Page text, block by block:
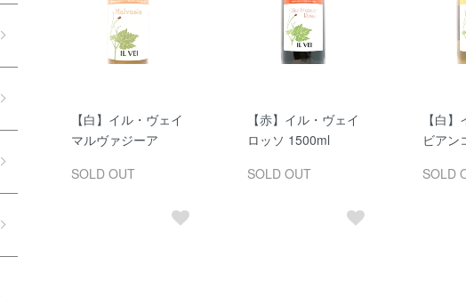
【白】イル・ヴェイ
マルヴァジーア
SOLD OUT
【赤】イル・ヴェイ
ロッソ 1500ml
SOLD OUT
【白
ビアン
SOLD